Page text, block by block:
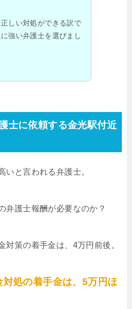
しい対処ができる訳で
強い弁護士を選びまし
士に依頼する金光駅付近
いと言われる弁護士。
弁護士報酬が必要なのか？
対策の着手金は、4万円前後。
処の着手金は、5万円ほ